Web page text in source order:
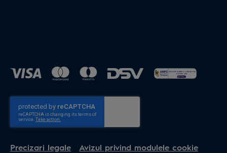
Precizari legale Avizul privind modulele cookie